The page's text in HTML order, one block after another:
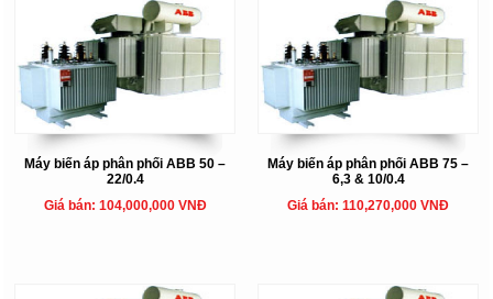
Máy biến áp phân phối ABB 50 –
22/0.4
Giá bán: 104,000,000 VNĐ
Máy biến áp phân phối ABB 75 –
6,3 & 10/0.4
Giá bán: 110,270,000 VNĐ